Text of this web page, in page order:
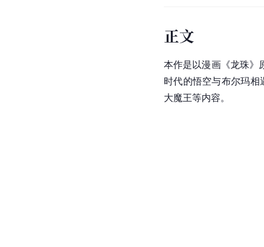
正文
本作是以漫画《龙珠》
时代的悟空与布尔玛
大魔王等内容。